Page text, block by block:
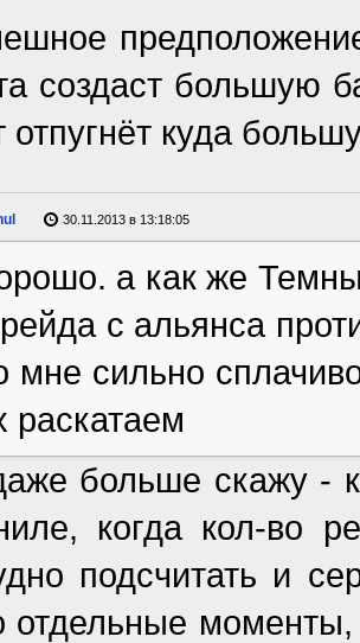
создаст большую
отпугнёт куда
30.11.2013 в 13:18:05
а как же
с альянса
мне сильно
раскатаем
больше скажу -
когда кол-во
подсчитать и
отдельные